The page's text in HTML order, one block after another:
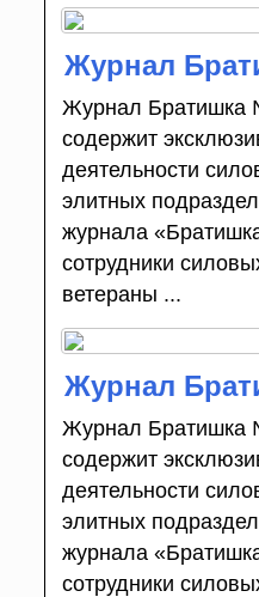
Журнал
Журнал Братишка
содержит
деятельности
элитных
журнала
сотрудники
ветераны ...
Журнал
Журнал Братишка
содержит
деятельности
элитных
журнала
сотрудники